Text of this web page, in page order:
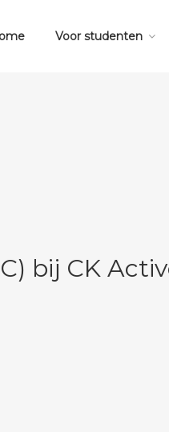
Voor studenten
bij CK